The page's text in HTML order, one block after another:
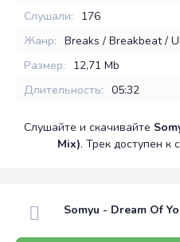
Слушали:
176
Жанр: Breaks / Breakbeat /
Размер:
12,71 Mb
Длительность: 05:32
Слушайте и скачивайте
Mix). Трек доступен к
Somyu - Dream Of